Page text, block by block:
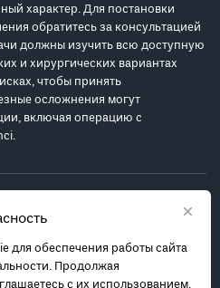
×
для обеспечения работы сайта
Продолжая
с их использованием.
характер. Для постановки
обратитесь за консультацией
должны изучить всю доступную
и хирургических вариантах
чтобы принять
осложнения могут
включая операцию с
данных